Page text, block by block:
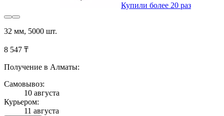
Купили более 20 раз
32 мм, 5000 шт.
8 547 ₸
Получение в Алматы:
Самовывоз:
10 августа
Курьером:
11 августа